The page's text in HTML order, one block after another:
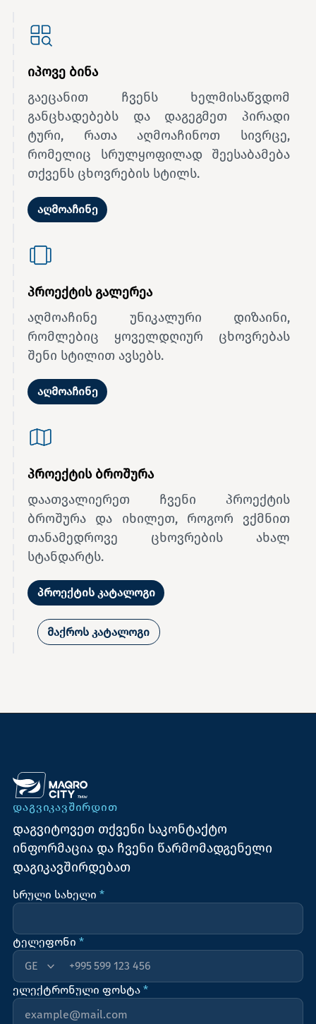
იპოვე ბინა
გაეცანით ჩვენს ხელმისაწვდომ
განცხადებებს და დაგეგმეთ პირადი
ტური, რათა აღმოაჩინოთ სივრცე,
რომელიც სრულყოფილად შეესაბამება
თქვენს ცხოვრების სტილს.
აღმოაჩინე
პროექტის გალერეა
აღმოაჩინე უნიკალური დიზაინი,
რომლებიც ყოველდღიურ ცხოვრებას
შენი სტილით ავსებს.
აღმოაჩინე
პროექტის ბროშურა
დაათვალიერეთ ჩვენი პროექტის
ბროშურა და იხილეთ, როგორ ვქმნით
თანამედროვე ცხოვრების ახალ
სტანდარტს.
პროექტის კატალოგი
მაქროს კატალოგი
ᲓᲐᲒᲕᲘᲙᲐᲕᲨᲘᲠᲓᲘᲗ
დაგვიტოვეთ თქვენი საკონტაქტო
ინფორმაცია და ჩვენი წარმომადგენელი
დაგიკავშირდებათ
სრული სახელი*
ტელეფონი *
+995
ელექტრონული ფოსტა *